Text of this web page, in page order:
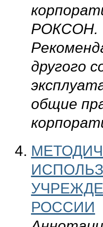
РОКСОН.
другого
общие
РОССИИ